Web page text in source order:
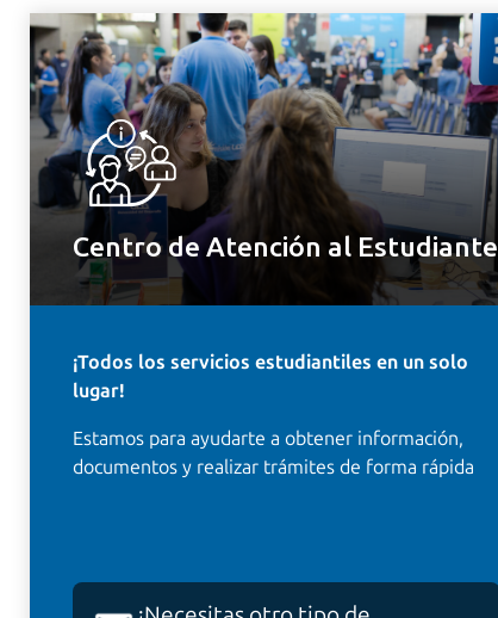
Centro de Atención al Estudiante
¡Todos los servicios estudiantiles en un solo
lugar!
Estamos para ayudarte a obtener información,
documentos y realizar trámites de forma rápida